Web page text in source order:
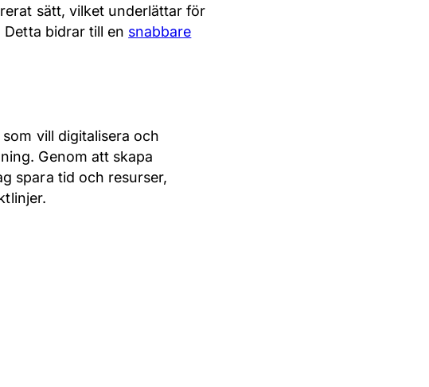
sätt, vilket underlättar för
bidrar till en snabbare
vill digitalisera och
Genom att skapa
spara tid och resurser,